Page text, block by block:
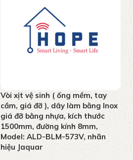
Vòi xịt vệ sinh ( ống mềm, tay
cầm, giá đỡ ), dây làm bằng Inox
giá đỡ bằng nhựa, kích thước
1500mm, đường kính 8mm,
Model: ALD-BLM-573V, nhãn
hiệu Jaquar